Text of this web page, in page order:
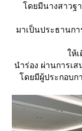
ดยมีนางสาวฐา
มาเป็นประธานก
ห้เ
นำร่อง ผ่านการเส
ดยมีผู้ประกอบก